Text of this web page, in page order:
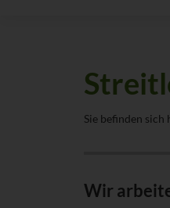
anrufen:
Sie befinden sich
Wir